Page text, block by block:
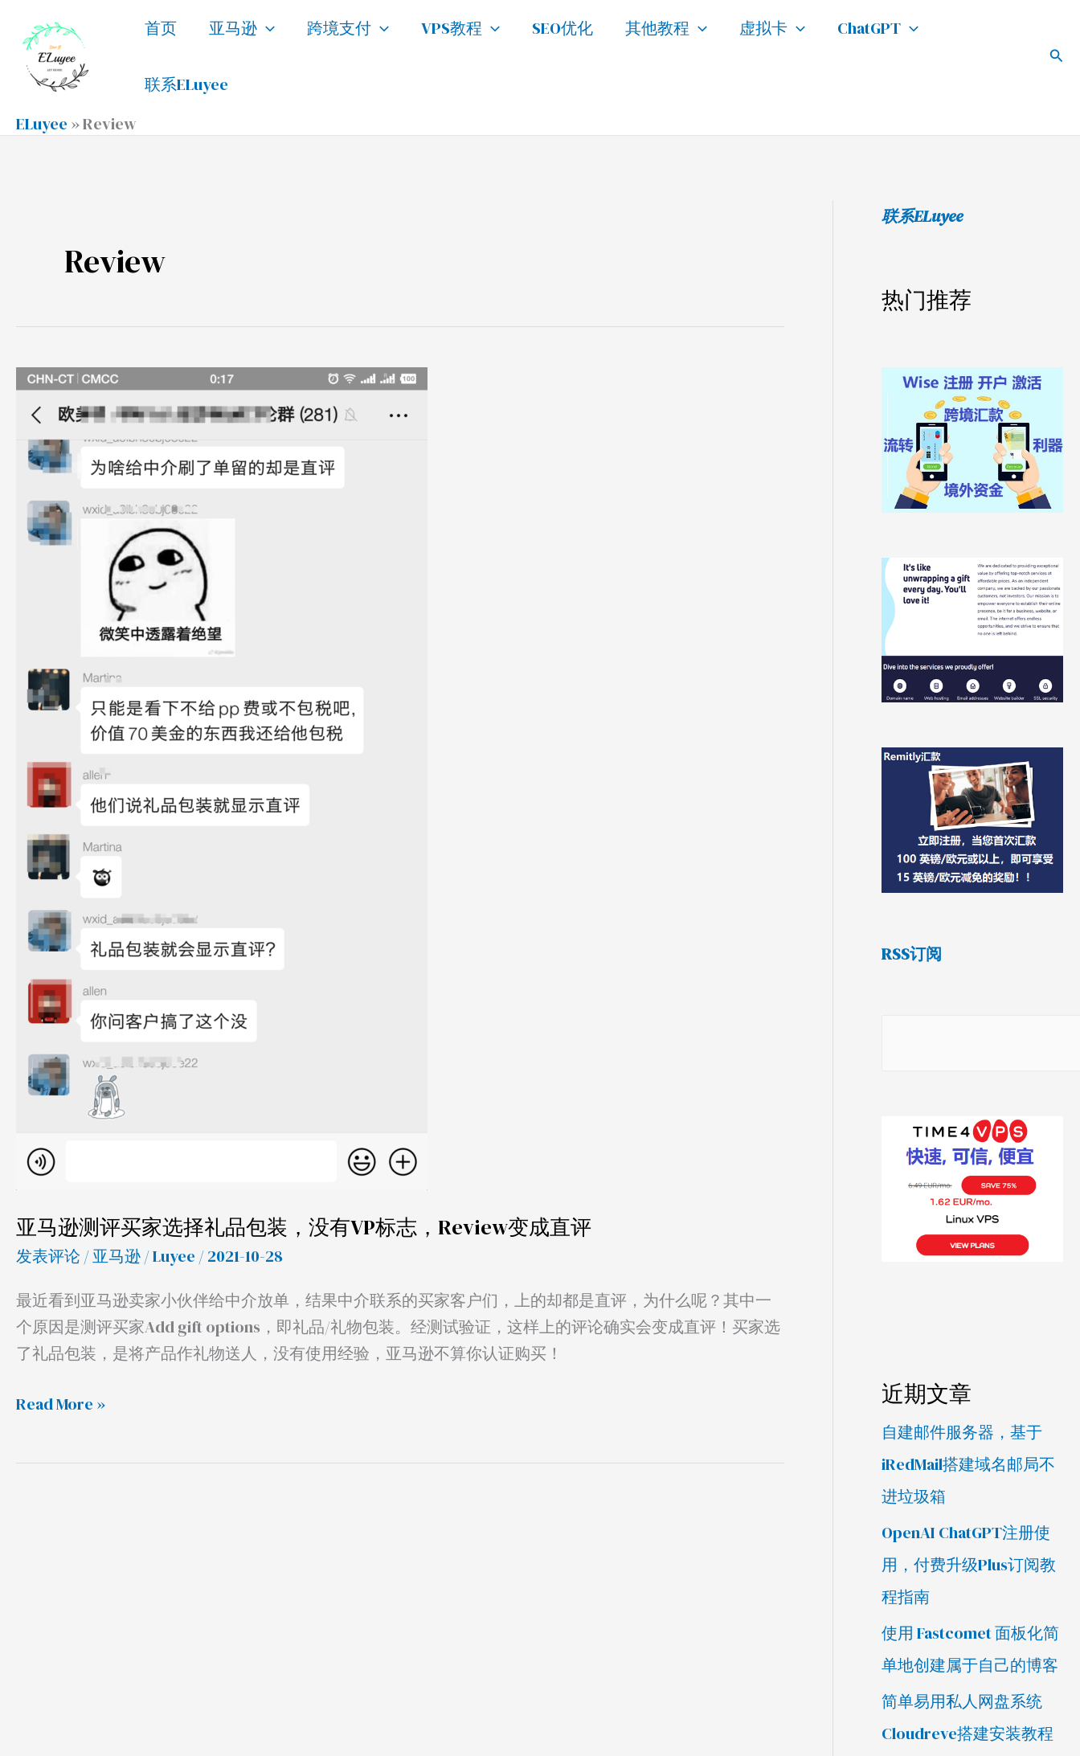
首页 亚马逊 跨境支付 VPS教程 SEO优化 其他教程 虚拟卡 ChatGPT
联系ELuyee
搜
ELuyee »Review
Review
亚马逊测评买家选择礼品包装，没有VP标志，Review变成直评
发表评论 /亚马逊/Luyee / 2021-10-28
最近看到亚马逊卖家小伙伴给中介放单，结果中介联系的买家客户们，上的却都是直评，为什么呢？其中一
个原因是测评买家Add gift options，即礼品/礼物包装。经测试验证，这样上的评论确实会变成直评！买家选
了礼品包装，是将产品作礼物送人，没有使用经验，亚马逊不算你认证购买！
亚
测
买
家
包
装，
标
志，
Review
变
成
直
Read More »
联系ELuyee
热门推荐
RSS订阅
近期文章
自建邮件服务器，基于
iRedMail搭建域名邮局不
进垃圾箱
OpenAI ChatGPT注册使
用，付费升级Plus订阅教
程指南
使用 Fastcomet 面板化简
单地创建属于自己的博客
简单易用私人网盘系统
Cloudreve搭建安装教程